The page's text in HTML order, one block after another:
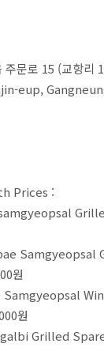
주문로 15 (교항리
eup,
Prices :
원
Samgyeopsal
원
Grilled